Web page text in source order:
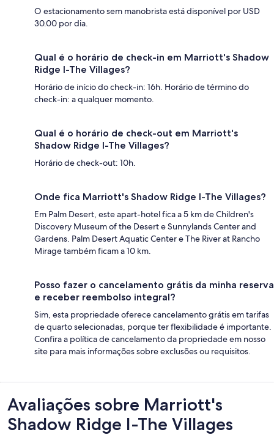
O estacionamento sem manobrista está disponível por USD
30.00 por dia.
Qual é o horário de check-in em Marriott's Shadow
Ridge I-The Villages?
Horário de início do check-in: 16h. Horário de término do
check-in: a qualquer momento.
Qual é o horário de check-out em Marriott's
Shadow Ridge I-The Villages?
Horário de check-out: 10h.
Onde fica Marriott's Shadow Ridge I-The Villages?
Em Palm Desert, este apart-hotel fica a 5 km de Children's
Discovery Museum of the Desert e Sunnylands Center and
Gardens. Palm Desert Aquatic Center e The River at Rancho
Mirage também ficam a 10 km.
Posso fazer o cancelamento grátis da minha reserva
e receber reembolso integral?
Sim, esta propriedade oferece cancelamento grátis em tarifas
de quarto selecionadas, porque ter flexibilidade é importante.
Confira a política de cancelamento da propriedade em nosso
site para mais informações sobre exclusões ou requisitos.
Avaliações
Avaliações sobre Marriott's
Shadow Ridge I-The Villages